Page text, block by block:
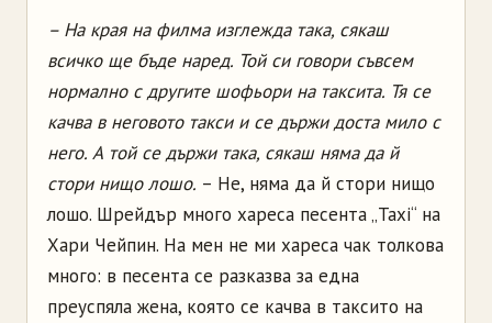
– На края на филма изглежда така, сякаш
всичко ще бъде наред. Той си говори съвсем
нормално с другите шофьори на таксита. Тя се
качва в неговото такси и се държи доста мило с
него. А той се държи така, сякаш няма да й
стори нищо лошо. – Не, няма да й стори нищо
лошо. Шрейдър много хареса песента „Taxi“ на
Хари Чейпин. На мен не ми хареса чак толкова
много: в песента се разказва за една
преуспяла жена, която се качва в таксито на